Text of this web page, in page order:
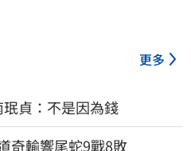
更多
貞：不是因為錢
奇輸響尾蛇9戰8敗